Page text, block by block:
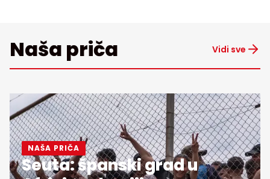
Naša priča Vidi sve
NAŠA PRIČA
Seuta: španski grad u